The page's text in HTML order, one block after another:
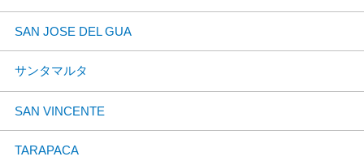
SAN JOSE DEL GUA
サンタマルタ
SAN VINCENTE
TARAPACA